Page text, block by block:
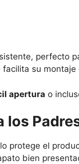
perfecto
su
apertura o
los
protege el
bien